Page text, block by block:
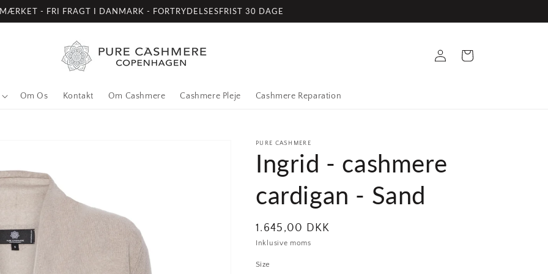
- FRI FRAGT I DANMARK - FORTRYDELSESFRIST 30 DAGE
Om Os Kontakt Om Cashmere Cashmere Pleje Cashmere Reparation
ind
Indkøbskurv
PURE CASHMERE
Ingrid - cashmere
cardigan - Sand
Normalpris
1.645,00 DKK
Inklusive moms
Size